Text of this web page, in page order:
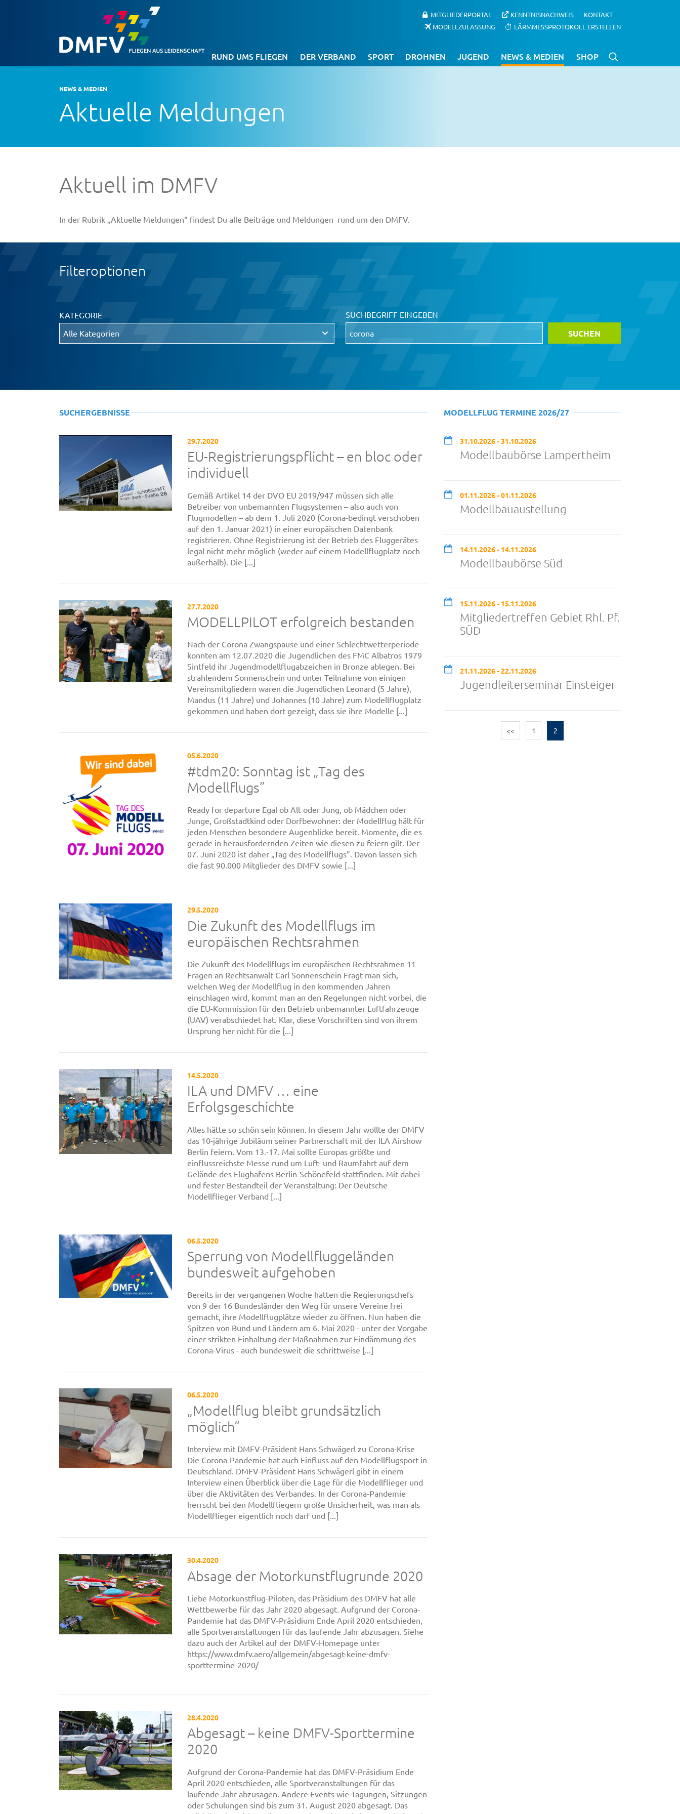
MITGLIEDERPORTAL KENNTNISNACHWEIS
KONTAKT
MODELLZULASSUNG
LÄRMMESSPROTOKOLL ERSTELLEN
RUND UMS FLIEGEN DER VERBAND SPORT DROHNEN JUGEND NEWS & MEDIEN SHOP
NEWS & MEDIEN
Aktuelle Meldungen
Aktuell im DMFV
In der Rubrik „Aktuelle Meldungen“ findest Du alle Beiträge und Meldungen rund um den DMFV.
Filteroptionen
KATEGORIE SUCHBEGRIFF EINGEBEN
SUCHERGEBNISSE
29.7.2020
EU-Registrierungspflicht – en bloc oder
individuell
Gemäß Artikel 14 der DVO EU 2019/947 müssen sich alle
Betreiber von unbemannten Flugsystemen – also auch von
Flugmodellen – ab dem 1. Juli 2020 (Corona-bedingt verschoben
auf den 1. Januar 2021) in einer europäischen Datenbank
registrieren. Ohne Registrierung ist der Betrieb des Fluggerätes
legal nicht mehr möglich (weder auf einem Modellflugplatz noch
außerhalb). Die [...]
27.7.2020
MODELLPILOT erfolgreich bestanden
Nach der Corona Zwangspause und einer Schlechtwetterperiode
konnten am 12.07.2020 die Jugendlichen des FMC Albatros 1979
Sintfeld ihr Jugendmodellflugabzeichen in Bronze ablegen. Bei
strahlendem Sonnenschein und unter Teilnahme von einigen
Vereinsmitgliedern waren die Jugendlichen Leonard (5 Jahre),
Mandus (11 Jahre) und Johannes (10 Jahre) zum Modellflugplatz
gekommen und haben dort gezeigt, dass sie ihre Modelle [...]
05.6.2020
#tdm20: Sonntag ist „Tag des
Modellflugs”
Ready for departure Egal ob Alt oder Jung, ob Mädchen oder
Junge, Großstadtkind oder Dorfbewohner: der Modellflug hält für
jeden Menschen besondere Augenblicke bereit. Momente, die es
gerade in herausfordernden Zeiten wie diesen zu feiern gilt. Der
07. Juni 2020 ist daher „Tag des Modellflugs”. Davon lassen sich
die fast 90.000 Mitglieder des DMFV sowie [...]
29.5.2020
Die Zukunft des Modellflugs im
europäischen Rechtsrahmen
Die Zukunft des Modellflugs im europäischen Rechtsrahmen 11
Fragen an Rechtsanwalt Carl Sonnenschein Fragt man sich,
welchen Weg der Modellflug in den kommenden Jahren
einschlagen wird, kommt man an den Regelungen nicht vorbei, die
die EU-Kommission für den Betrieb unbemannter Luftfahrzeuge
(UAV) verabschiedet hat. Klar, diese Vorschriften sind von ihrem
Ursprung her nicht für die [...]
14.5.2020
ILA und DMFV … eine
Erfolgsgeschichte
Alles hätte so schön sein können. In diesem Jahr wollte der DMFV
das 10-jährige Jubiläum seiner Partnerschaft mit der ILA Airshow
Berlin feiern. Vom 13.-17. Mai sollte Europas größte und
einflussreichste Messe rund um Luft- und Raumfahrt auf dem
Gelände des Flughafens Berlin-Schönefeld stattfinden. Mit dabei
und fester Bestandteil der Veranstaltung: Der Deutsche
Modellflieger Verband [...]
06.5.2020
Sperrung von Modellfluggeländen
bundesweit aufgehoben
Bereits in der vergangenen Woche hatten die Regierungschefs
von 9 der 16 Bundesländer den Weg für unsere Vereine frei
gemacht, ihre Modellflugplätze wieder zu öffnen. Nun haben die
Spitzen von Bund und Ländern am 6. Mai 2020 - unter der Vorgabe
einer strikten Einhaltung der Maßnahmen zur Eindämmung des
Corona-Virus - auch bundesweit die schrittweise [...]
06.5.2020
„Modellflug bleibt grundsätzlich
möglich“
Interview mit DMFV-Präsident Hans Schwägerl zu Corona-Krise
Die Corona-Pandemie hat auch Einfluss auf den Modellflugsport in
Deutschland. DMFV-Präsident Hans Schwägerl gibt in einem
Interview einen Überblick über die Lage für die Modellflieger und
über die Aktivitäten des Verbandes. In der Corona-Pandemie
herrscht bei den Modellfliegern große Unsicherheit, was man als
Modellflieger eigentlich noch darf und [...]
30.4.2020
Absage der Motorkunstflugrunde 2020
Liebe Motorkunstflug-Piloten, das Präsidium des DMFV hat alle
Wettbewerbe für das Jahr 2020 abgesagt. Aufgrund der Corona-
Pandemie hat das DMFV-Präsidium Ende April 2020 entschieden,
alle Sportveranstaltungen für das laufende Jahr abzusagen. Siehe
dazu auch der Artikel auf der DMFV-Homepage unter
https://www.dmfv.aero/allgemein/abgesagt-keine-dmfv-
sporttermine-2020/
28.4.2020
Abgesagt – keine DMFV-Sporttermine
2020
Aufgrund der Corona-Pandemie hat das DMFV-Präsidium Ende
April 2020 entschieden, alle Sportveranstaltungen für das
laufende Jahr abzusagen. Andere Events wie Tagungen, Sitzungen
oder Schulungen sind bis zum 31. August 2020 abgesagt. Das
MODELLFLUG TERMINE 2026/27
31.10.2026 - 31.10.2026
Modellbaubörse Lampertheim
01.11.2026 - 01.11.2026
Modellbauaustellung
14.11.2026 - 14.11.2026
Modellbaubörse Süd
15.11.2026 - 15.11.2026
Mitgliedertreffen Gebiet Rhl. Pf.
SÜD
21.11.2026 - 22.11.2026
Jugendleiterseminar Einsteiger
<< 1 2